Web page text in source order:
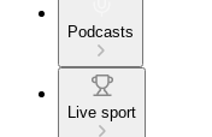
Podcasts
Live sport